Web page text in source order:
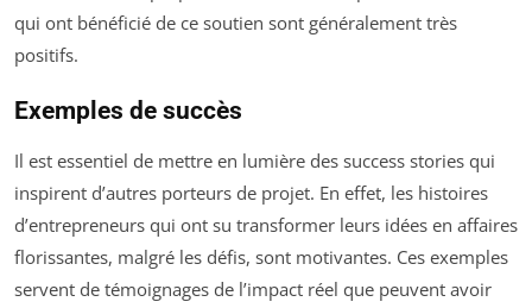
qui ont bénéficié de ce soutien sont généralement très
positifs.
Exemples de succès
Il est essentiel de mettre en lumière des success stories qui
inspirent d’autres porteurs de projet. En effet, les histoires
d’entrepreneurs qui ont su transformer leurs idées en affaires
florissantes, malgré les défis, sont motivantes. Ces exemples
servent de témoignages de l’impact réel que peuvent avoir